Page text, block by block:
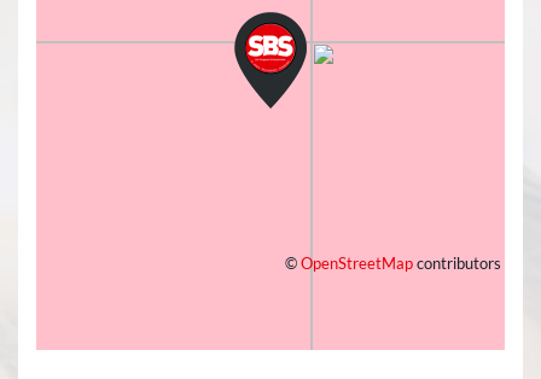
©OpenStreetMapcontributors